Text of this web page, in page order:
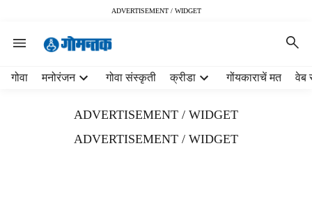
ADVERTISEMENT / WIDGET
गोवा मनोरंजन गोवा संस्कृती क्रीडा गोंयकाराचें मत वेब
ADVERTISEMENT / WIDGET
ADVERTISEMENT / WIDGET